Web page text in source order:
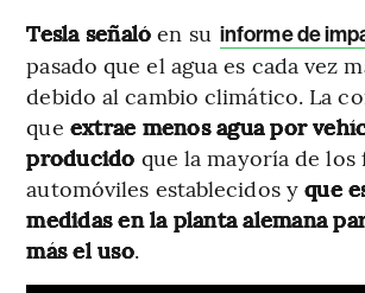
Tesla señaló en su informe de
pasado que el agua es cada vez
debido al cambio climático. La
que extrae menos agua por
producido que la mayoría de los
automóviles establecidos yque
medidas en la planta alemana
más el uso.